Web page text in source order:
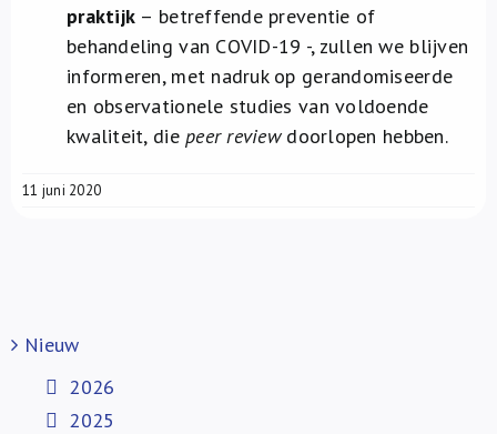
praktijk – betreffende preventie of
behandeling van COVID-19 -, zullen we blijven
informeren, met nadruk op gerandomiseerde
en observationele studies van voldoende
kwaliteit, diepeer reviewdoorlopen hebben.
11 juni 2020
Nieuw
2026
2025